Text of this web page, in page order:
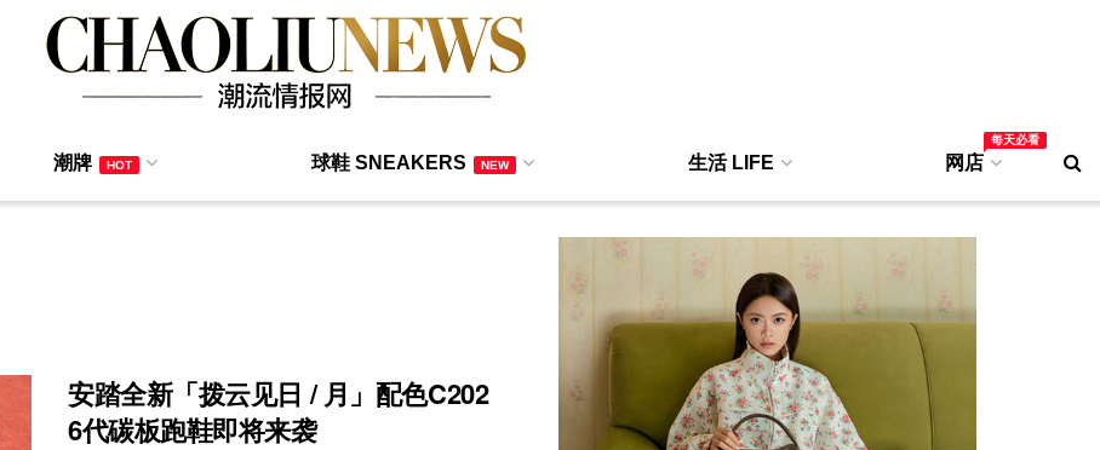
潮牌 HOT 球鞋 SNEAKERS NEW 生活 LIFE 网店
每天必看
安踏全新「拨云见日 / 月」配色C202
6代碳板跑鞋即将来袭